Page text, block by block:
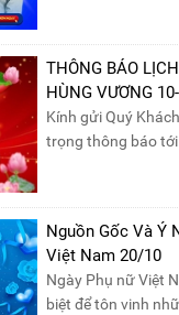
phần quà siêu hấp
những sản phẩm
mức giá không thể
Mega Live, bạn sẽ
THÔNG BÁO
HÙNG VƯƠNG
Kính gửi Quý
trọng thông báo
07/04/2025, nhằm
Vương – dịp để
nước của các Vua
Nguồn Gốc Và Ý
Việt Nam 20/10
Ngày Phụ nữ Việt
biệt để tôn vinh